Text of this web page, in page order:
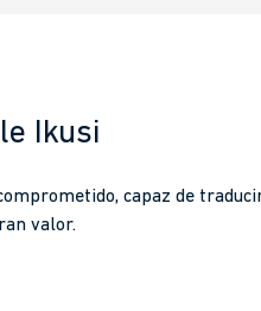
Ikusi
capaz de
valor.